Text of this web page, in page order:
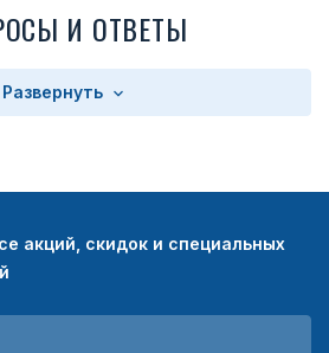
И ОТВЕТЫ
Развернуть
акций, скидок и специальных